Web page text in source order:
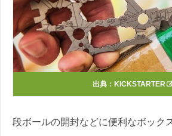
出典： KICKSTARTER
段ボールの開封などに便利なボック